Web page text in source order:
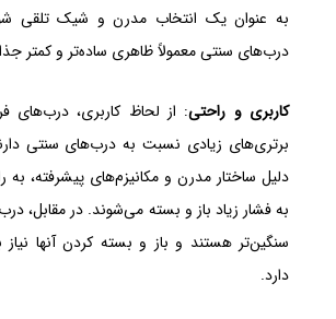
به عنوان یک انتخاب مدرن و شیک تلقی
درب‌های سنتی معمولاً ظاهری ساده‌تر و کمتر
کاربری و راحتی: از لحاظ کاربری،
برتری‌های زیادی نسبت به درب‌های سنتی
دلیل ساختار مدرن و مکانیزم‌های پیشرفته، به
به فشار زیاد باز و بسته می‌شوند. در مقابل،
سنگین‌تر هستند و باز و بسته کردن آنها
دارد.